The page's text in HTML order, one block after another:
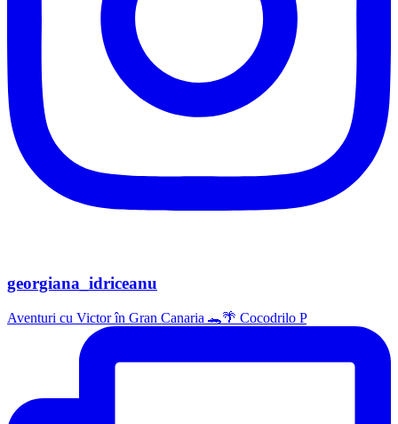
georgiana_idriceanu
Aventuri cu Victor în Gran Canaria 🐊🌴 Cocodrilo P